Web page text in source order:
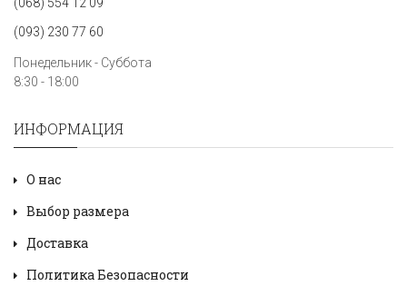
(068) 554 12 09
(093) 230 77 60
Понедельник - Суббота
8:30 - 18:00
ИНФОРМАЦИЯ
О нас
Выбор размера
Доставка
Политика Безопасности